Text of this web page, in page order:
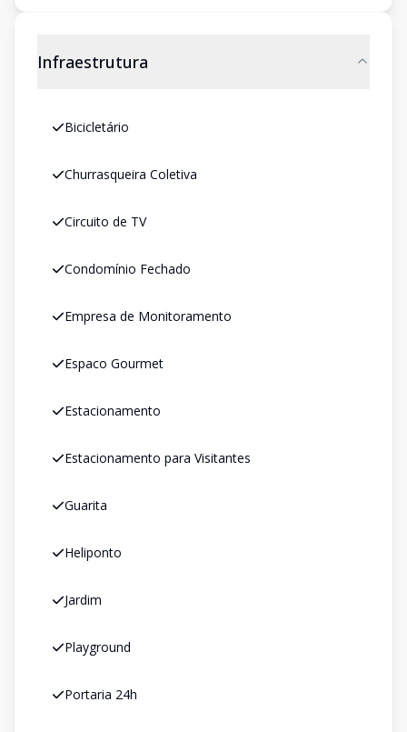
Infraestrutura
Bicicletário
Churrasqueira Coletiva
Circuito de TV
Condomínio Fechado
Empresa de Monitoramento
Espaco Gourmet
Estacionamento
Estacionamento para Visitantes
Guarita
Heliponto
Jardim
Playground
Portaria 24h